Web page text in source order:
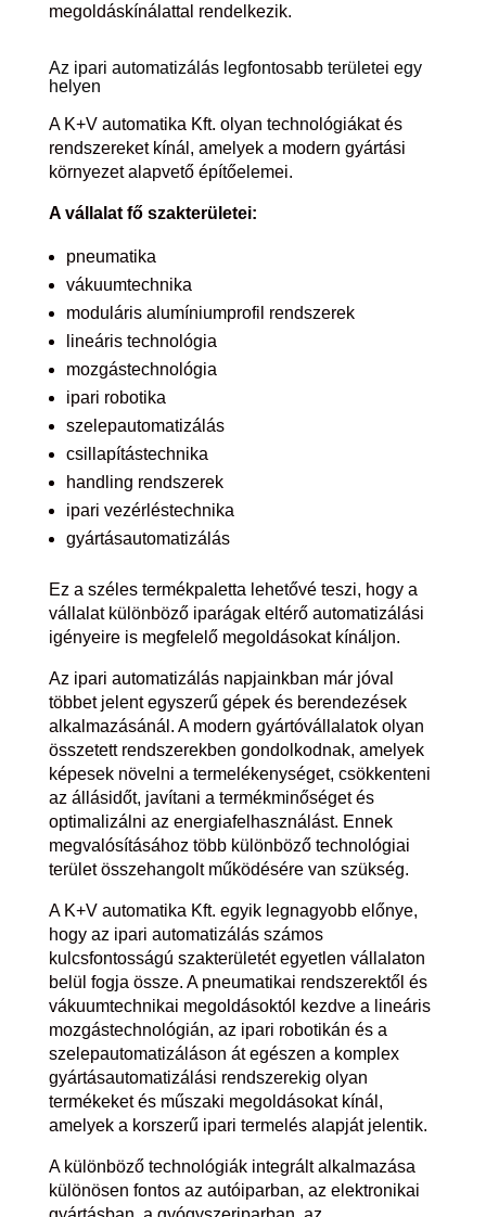
megoldáskínálattal rendelkezik.
Az ipari automatizálás legfontosabb területei egy
helyen
A K+V automatika Kft. olyan technológiákat és
rendszereket kínál, amelyek a modern gyártási
környezet alapvető építőelemei.
A vállalat fő szakterületei:
pneumatika
vákuumtechnika
moduláris alumíniumprofil rendszerek
lineáris technológia
mozgástechnológia
ipari robotika
szelepautomatizálás
csillapítástechnika
handling rendszerek
ipari vezérléstechnika
gyártásautomatizálás
Ez a széles termékpaletta lehetővé teszi, hogy a
vállalat különböző iparágak eltérő automatizálási
igényeire is megfelelő megoldásokat kínáljon.
Az ipari automatizálás napjainkban már jóval
többet jelent egyszerű gépek és berendezések
alkalmazásánál. A modern gyártóvállalatok olyan
összetett rendszerekben gondolkodnak, amelyek
képesek növelni a termelékenységet, csökkenteni
az állásidőt, javítani a termékminőséget és
optimalizálni az energiafelhasználást. Ennek
megvalósításához több különböző technológiai
terület összehangolt működésére van szükség.
A K+V automatika Kft. egyik legnagyobb előnye,
hogy az ipari automatizálás számos
kulcsfontosságú szakterületét egyetlen vállalaton
belül fogja össze. A pneumatikai rendszerektől és
vákuumtechnikai megoldásoktól kezdve a lineáris
mozgástechnológián, az ipari robotikán és a
szelepautomatizáláson át egészen a komplex
gyártásautomatizálási rendszerekig olyan
termékeket és műszaki megoldásokat kínál,
amelyek a korszerű ipari termelés alapját jelentik.
A különböző technológiák integrált alkalmazása
különösen fontos az autóiparban, az elektronikai